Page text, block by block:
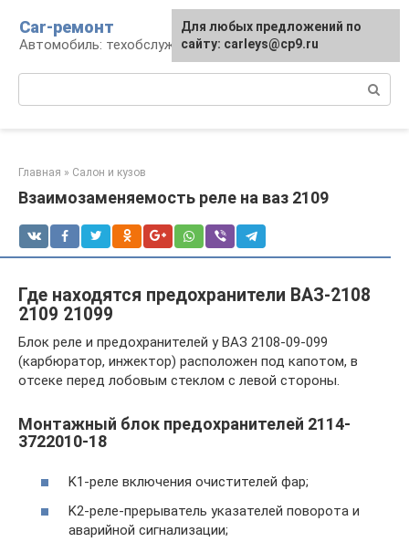
контенту
Car-ремонт
Автомобиль: техобслуживание и ремонт
Главная » Салон и кузов
Взаимозаменяемость реле на ваз 2109
Где находятся предохранители ВАЗ-2108
2109 21099
Блок реле и предохранителей у ВАЗ 2108-09-099
(карбюратор, инжектор) расположен под капотом, в
отсеке перед лобовым стеклом с левой стороны.
Монтажный блок предохранителей 2114-
3722010-18
K1-реле включения очистителей фар;
K2-реле-прерыватель указателей поворота и
аварийной сигнализации;
Для любых предложений по
сайту: carleys@cp9.ru